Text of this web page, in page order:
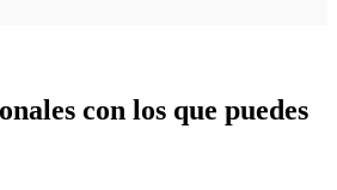
con los que puedes